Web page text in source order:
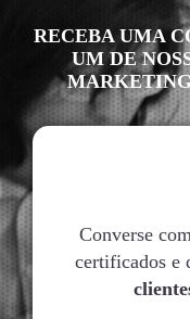
RECEBA UMA
UM DE
Converse
certificados e